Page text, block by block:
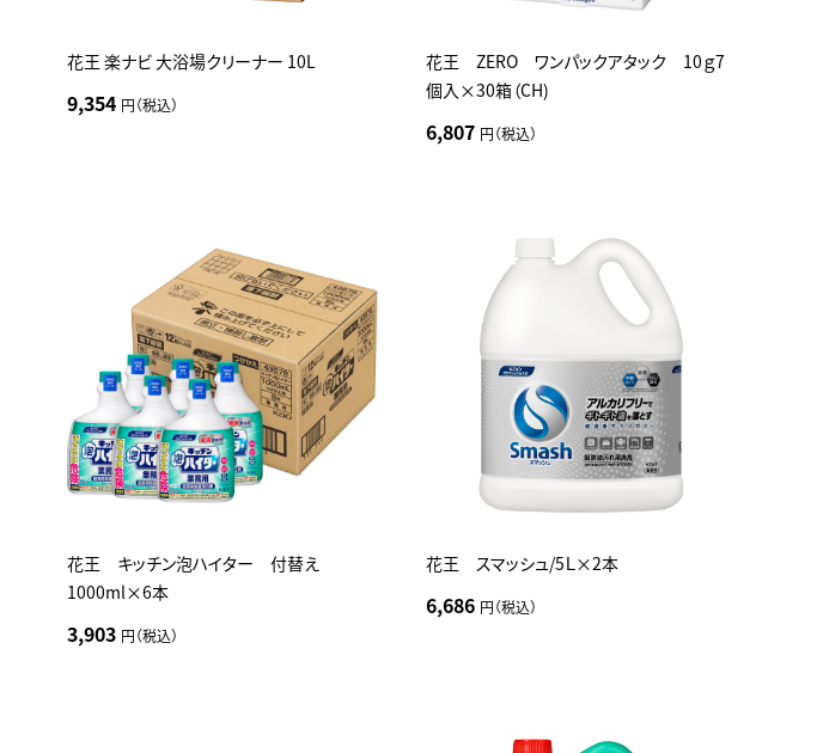
花王 楽ナビ 大浴場クリーナー 10L
9,354 円（税込）
花王 ZERO ワンパックアタック 10ｇ7
個入×30箱（CH)
6,807 円（税込）
花王 キッチン泡ハイター 付替え
1000ml×6本
3,903 円（税込）
花王 スマッシュ/5Ｌ×2本
6,686 円（税込）